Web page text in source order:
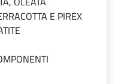
E PIREX